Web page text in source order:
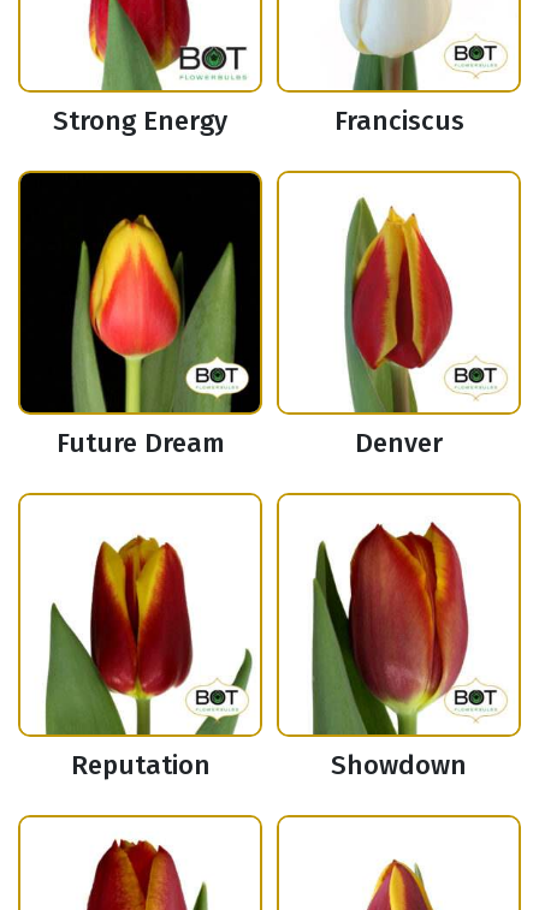
Strong Energy Franciscus
Future Dream Denver
Reputation Showdown